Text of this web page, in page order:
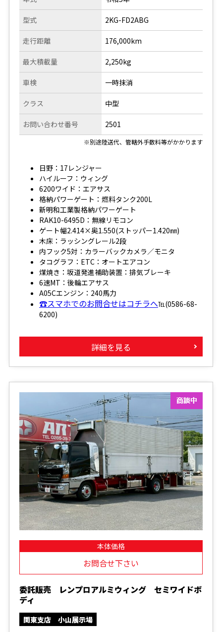
型式
走行距離
2KG-FD2ABG
176,000km
最大積載量
車検
クラス
お問い合わせ番号
2,250kg
一時抹消
中型
2501
※別途陸送代、管轄外手数料等がかかります
日野：17レンジャー
ハイルーフ：ウィング
6200ワイド：エアサス
格納パワーゲート：燃料タンク200L
新明和工業製格納パワーゲート
RAK10-6495D：無線リモコン
ゲート幅2.414×奥1.550(ストッパー1.420㎜)
木床：ラッシングレール2段
内フック5対：カラーバックカメラ／モニタ
タコグラフ：ETC：オートエアコン
煤焼き：坂道発進補助装置：排気ブレーキ
6速MT：後輪エアサス
A05Cエンジン：240馬力
☎スマホでのお問合せはコチラへ℡(0586-68-
6200)
詳細を見る
本体価格
お問合せ下さい
委託販売 レンプロアルミウィング セミワイドボ
ディ
関東支店 小山展示場